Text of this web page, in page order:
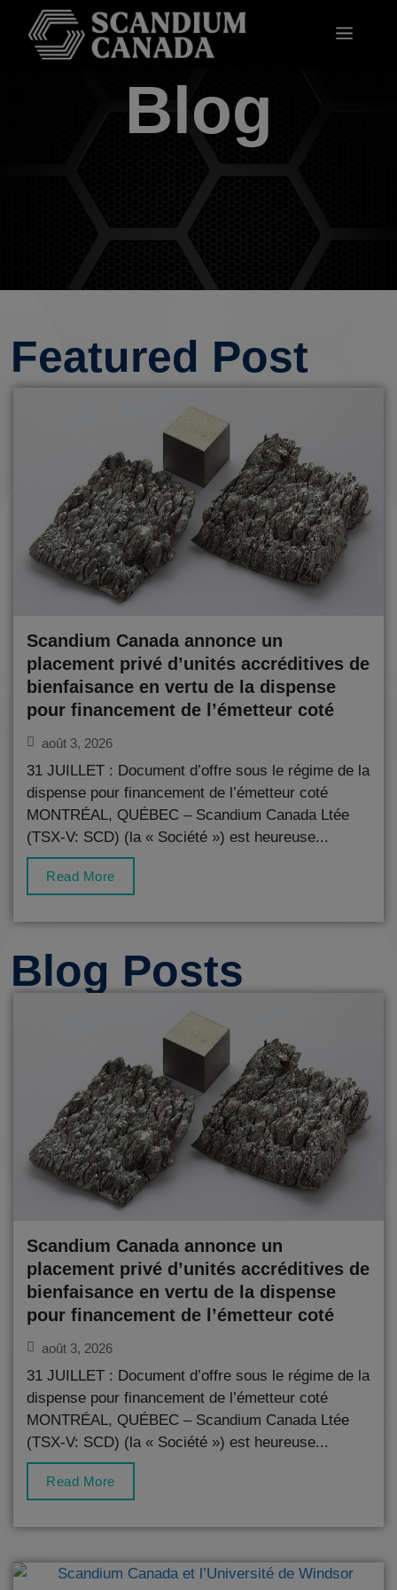
Blog
Featured Post
Scandium Canada annonce un
placement privé d’unités accréditives de
bienfaisance en vertu de la dispense
pour financement de l’émetteur coté
août 3, 2026
31 JUILLET : Document d’offre sous le régime de la
dispense pour financement de l’émetteur coté
MONTRÉAL, QUÉBEC – Scandium Canada Ltée
(TSX-V: SCD) (la « Société ») est heureuse...
Read More
Blog Posts
Scandium Canada annonce un
placement privé d’unités accréditives de
bienfaisance en vertu de la dispense
pour financement de l’émetteur coté
août 3, 2026
31 JUILLET : Document d’offre sous le régime de la
dispense pour financement de l’émetteur coté
MONTRÉAL, QUÉBEC – Scandium Canada Ltée
(TSX-V: SCD) (la « Société ») est heureuse...
Read More